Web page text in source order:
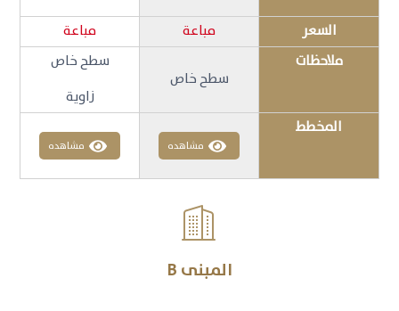
السعر مباعة
مباعة
ملاحظات
سطح خاص
سطح خاص
زاوية
المخطط
مشاهده مشاهده

المبنى B